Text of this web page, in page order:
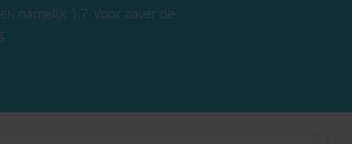
namelijk 1,7. Voor zover de